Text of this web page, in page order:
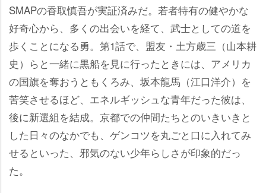
SMAPの香取慎吾が実証済みだ。若者特有の健やかな
好奇心から、多くの出会いを経て、武士としての道を
歩くことになる勇。第1話で、盟友・土方歳三（山本耕
史）らと一緒に黒船を見に行ったときには、アメリカ
の国旗を奪おうともくろみ、坂本龍馬（江口洋介）を
苦笑させるほど、エネルギッシュな青年だった彼は、
後に新選組を結成。京都での仲間たちとのいきいきと
した日々のなかでも、ゲンコツを丸ごと口に入れてみ
せるといった、邪気のない少年らしさが印象的だっ
た。